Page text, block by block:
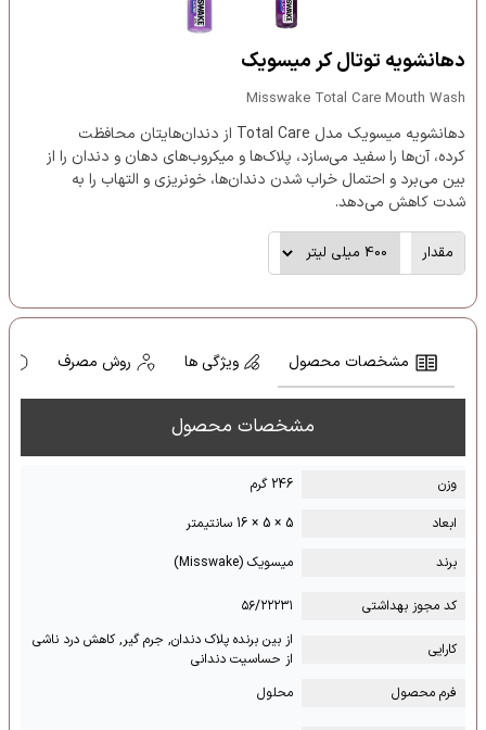
دهانشویه توتال کر میسویک
Misswake Total Care Mouth Wash
دهانشویه میسویک مدل Total Care از دندان‌هایتان محافظت
کرده، آن‌ها را سفید می‌سازد، پلاک‌ها و میکروب‌های دهان و دندان را از
بین می‌برد و احتمال خراب شدن دندان‌ها، خونریزی و التهاب را به
شدت کاهش می‌دهد.
مقدار
مشخصات محصول ویژگی ها روش مصرف
مشخصات محصول
وزن
246 گرم
ابعاد
5 × 5 × 16 سانتیمتر
برند
میسویک (Misswake)
کد مجوز بهداشتی ۵۶/۲۲۲۳۱
کارایی
از بین برنده پلاک دندان, جرم گیر, کاهش درد ناشی
از حساسیت دندانی
فرم محصول
محلول